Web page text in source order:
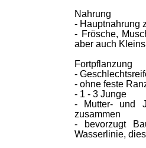
Nahrung
- Hauptnahrung
- Frösche,
aber auch
Fortpflanzung
-
- ohne feste
- 1 - 3 Junge
- Mutter- und
zusammen
- bevorzugt
Wasserlinie,